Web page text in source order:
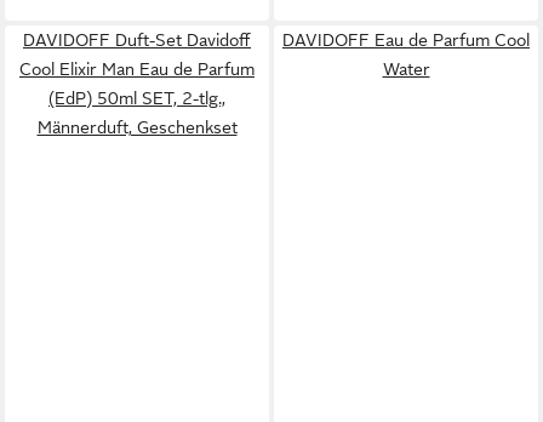
DAVIDOFF Duft-Set Davidoff
Cool Elixir Man Eau de Parfum
(EdP) 50ml SET, 2-tlg.,
Männerduft, Geschenkset
DAVIDOFF Eau de Parfum Cool
Water